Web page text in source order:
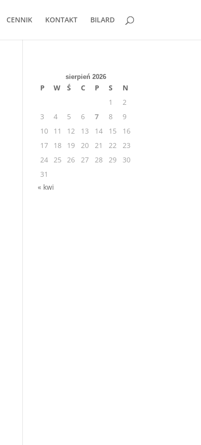
CENNIK KONTAKT BILARD
sierpień 2026
P W Ś C P S
N
1
2
3
4 5 6 7 8
9
10
11 12 13 14 15
16
17
18 19 20 21 22
23
24 25 26 27 28 29
30
31
« kwi